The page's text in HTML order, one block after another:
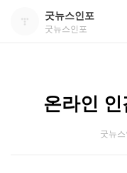
굿뉴스인포
굿뉴스인포
온라인 인
굿뉴